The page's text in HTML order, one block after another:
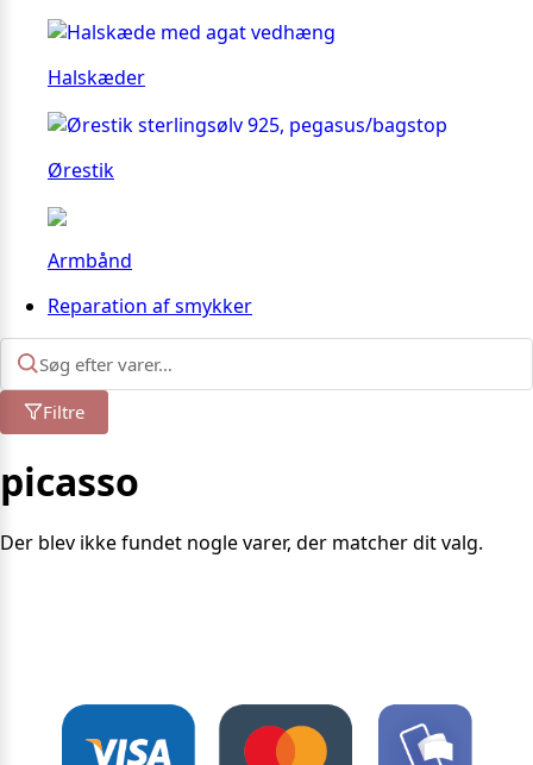
Halskæder
Ørestik
Armbånd
Reparation af smykker
Filtre
picasso
Der blev ikke fundet nogle varer, der matcher dit valg.